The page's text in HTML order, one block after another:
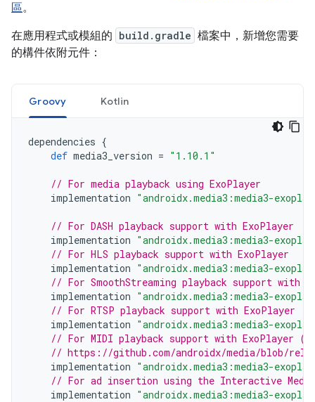
區。
在應用程式或模組的 build.gradle 檔案中，新增您需要
的構件依附元件：
Groovy Kotlin
dependencies {
def media3_version = "1.10.1"
// For media playback using ExoPlayer
implementation "androidx.media3:media3-
// For DASH playback support with ExoPlayer
implementation "androidx.media3:media3-
// For HLS playback support with ExoPlayer
implementation "androidx.media3:media3-
// For SmoothStreaming playback support with
implementation "androidx.media3:media3-
// For RTSP playback support with ExoPlayer
implementation "androidx.media3:media3-
// For MIDI playback support with ExoPlayer
// https://github.com/androidx/media/blob/
implementation "androidx.media3:media3-
// For ad insertion using the Interactive Media
implementation "androidx.media3:media3-